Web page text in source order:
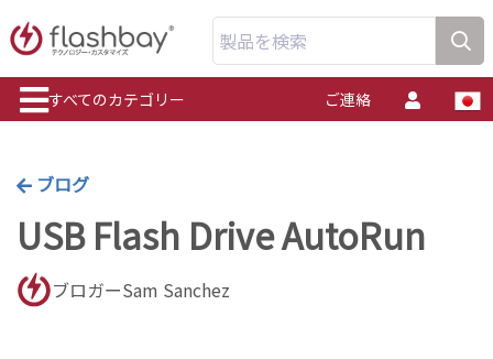
製品を検索
すべてのカテゴリー ご連絡
ブログ
USB Flash Drive AutoRun
ブロガーSam Sanchez